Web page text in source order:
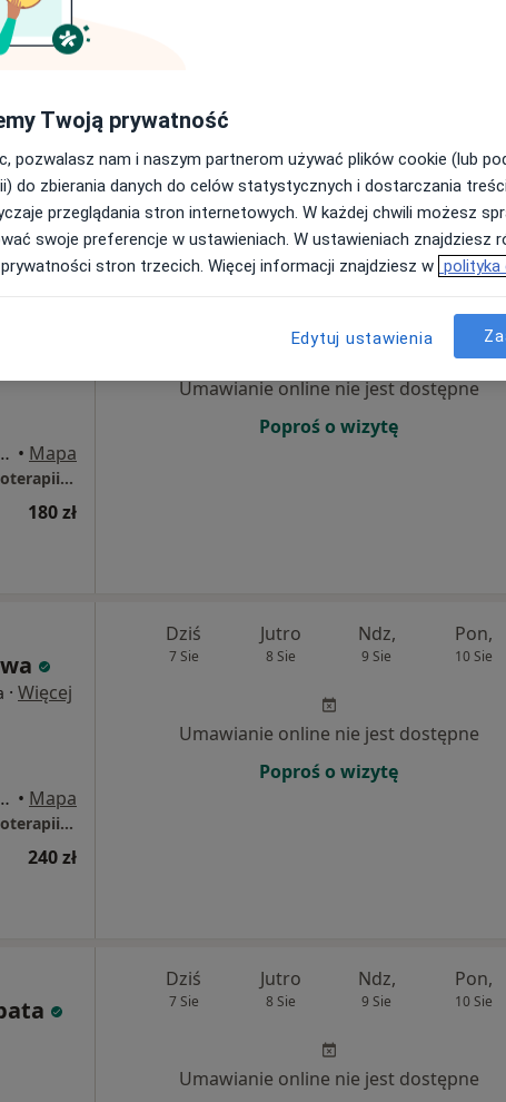
200 zł
1A/ 5, Wieliczka • Mapa
OSTEOPATIA Mateusz Głowa - Gabinety Fizjoterapii i Osteopatii
180 zł
10 Sie
Umawianie online nie jest dostępne
Poproś o wizytę
· Więcej
1A/ 5, Wieliczka • Mapa
OSTEOPATIA Mateusz Głowa - Gabinety Fizjoterapii i Osteopatii
240 zł
Dziś
7 Sie
Jutro
8 Sie
Ndz,
9 Sie
Pon,
10 Sie
Umawianie online nie jest dostępne
Poproś o wizytę
Dziś
7 Sie
Jutro
8 Sie
Ndz,
9 Sie
Pon,
10 Sie
Umawianie online nie jest dostępne
Twoją prywatność
pozwalasz nam i naszym partnerom używać plików cookie (lub
do zbierania danych do celów statystycznych i dostarczania
przeglądania stron internetowych. W każdej chwili możesz
swoje preferencje w ustawieniach. W ustawieniach znajdziesz
stron trzecich. Więcej informacji znajdziesz w polityka
Edytuj ustawienia